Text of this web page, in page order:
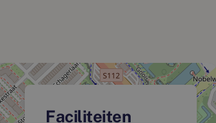
Faciliteiten